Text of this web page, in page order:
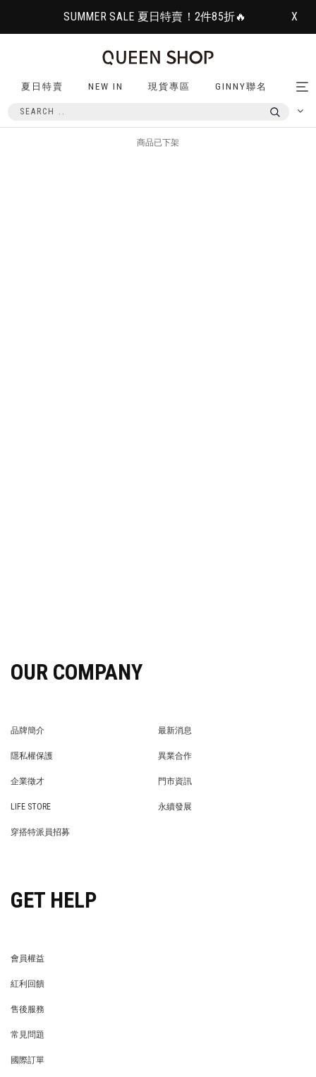
SUMMER SALE 夏日特賣！2件85折🔥 X
夏日特賣 NEW IN 現貨專區 GINNY聯名
商品已下架
OUR COMPANY
品牌簡介
最新消息
隱私權保護
異業合作
企業徵才
門市資訊
LIFE STORE
永續發展
穿搭特派員招募
GET HELP
會員權益
紅利回饋
售後服務
常見問題
國際訂單